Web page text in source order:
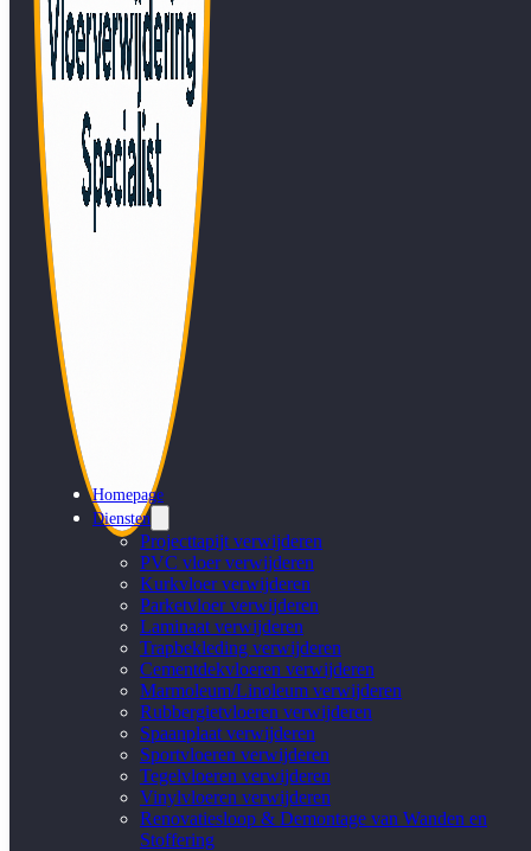
Homepage
Diensten
Projecttapijt verwijderen
PVC vloer verwijderen
Kurkvloer verwijderen
Parketvloer verwijderen
Laminaat verwijderen
Trapbekleding verwijderen
Cementdekvloeren verwijderen
Marmoleum/Linoleum verwijderen
Rubbergietvloeren verwijderen
Spaanplaat verwijderen
Sportvloeren verwijderen
Tegelvloeren verwijderen
Vinylvloeren verwijderen
Renovatiesloop & Demontage van Wanden en
Stoffering